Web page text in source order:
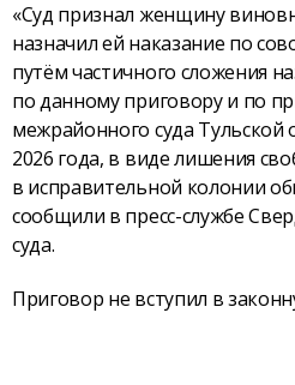
«Суд признал женщину
назначил ей наказание по
путём частичного сложения
по данному приговору и по
межрайонного суда Тульской
2026 года, в виде лишения
в исправительной колонии
сообщили в пресс-службе
суда.
Приговор не вступил в